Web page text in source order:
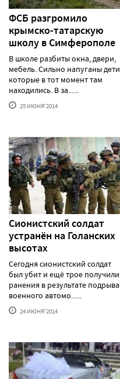
ФСБ разгромило
крымско-татарскую
школу в Симферополе
В школе разбиты окна, двери,
мебель. Сильно напуганы дети,
которые в тот момент там
находились. В за......
25 ИЮНЯ'2014
Сионистский солдат
устранён на Голанских
высотах
Сегодня сионистский солдат
был убит и ещё трое получили
ранения в результате подрыва
военного автомо......
24 ИЮНЯ'2014